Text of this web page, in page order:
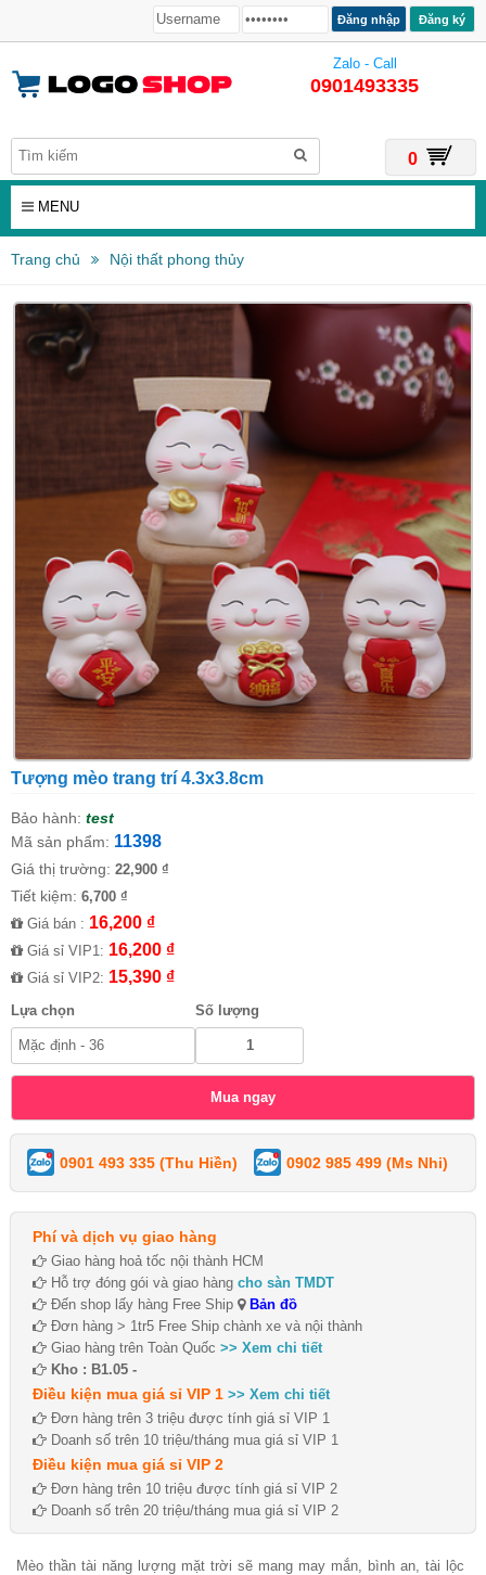
Đăng ký
Zalo - Call
0901493335
0
MENU
Trang chủ Nội thất phong thủy
Tượng mèo trang trí 4.3x3.8cm
Bảo hành: test
Mã sản phẩm: 11398
Giá thị trường: 22,900 ₫
Tiết kiệm: 6,700 ₫
Giá bán : 16,200 ₫
Giá sỉ VIP1: 16,200 ₫
Giá sỉ VIP2: 15,390 ₫
Lựa chọn Số lượng
0901 493 335 (Thu Hiền) 0902 985 499 (Ms Nhi)
Phí và dịch vụ giao hàng
Giao hàng hoả tốc nội thành HCM
Hỗ trợ đóng gói và giao hàng cho sàn TMDT
Đến shop lấy hàng Free Ship
Bản đồ
Đơn hàng > 1tr5 Free Ship chành xe và nội thành
Giao hàng trên Toàn Quốc >> Xem chi tiết
Kho : B1.05 -
Điều kiện mua giá sỉ VIP 1 >> Xem chi tiết
Đơn hàng trên 3 triệu được tính giá sỉ VIP 1
Doanh số trên 10 triệu/tháng mua giá sỉ VIP 1
Điều kiện mua giá sỉ VIP 2
Đơn hàng trên 10 triệu được tính giá sỉ VIP 2
Doanh số trên 20 triệu/tháng mua giá sỉ VIP 2
Mèo thần tài năng lượng mặt trời sẽ mang may mắn, bình an, tài lộc